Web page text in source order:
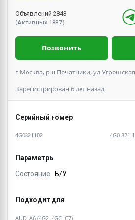
Объявлений 2843
(Активных 1837)
Позвонить
г Москва, р-н Печатники, ул
Зарегистрирован 6 лет назад
Серийный номер
4G0821102 4G0 821
Параметры
Состояние Б/У
Подходит для
AUDI A6 (4G2, 4GC, C7)